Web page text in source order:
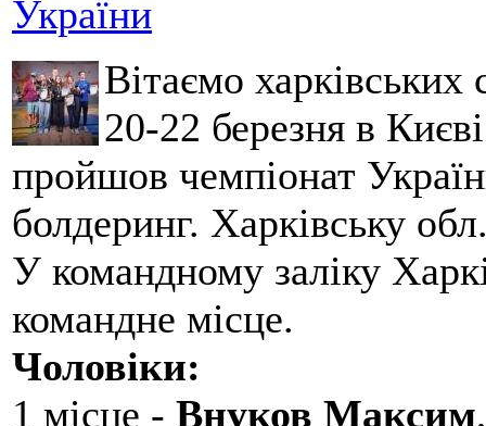
України
Вітаємо
20-22 березня в
пройшов чемпіонат
болдеринг. Харківську
У командному заліку
командне місце.
Чоловіки:
1 місце - Внуков Максим